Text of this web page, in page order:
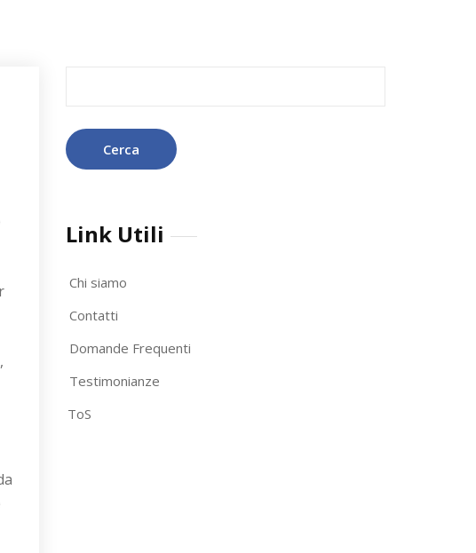
Link Utili
Chi siamo
Contatti
Domande Frequenti
Testimonianze
ToS